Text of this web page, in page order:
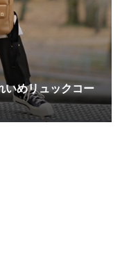
いめリュックコー